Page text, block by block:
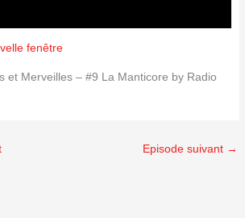
fenêtre
et Merveilles – #9 La Manticore by Radio
Episode suivant →